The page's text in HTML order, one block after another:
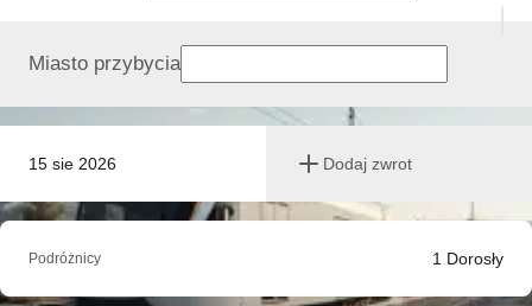
15 sie 2026 Dodaj zwrot
Miasto przybycia
Podróżnicy 1 Dorosły